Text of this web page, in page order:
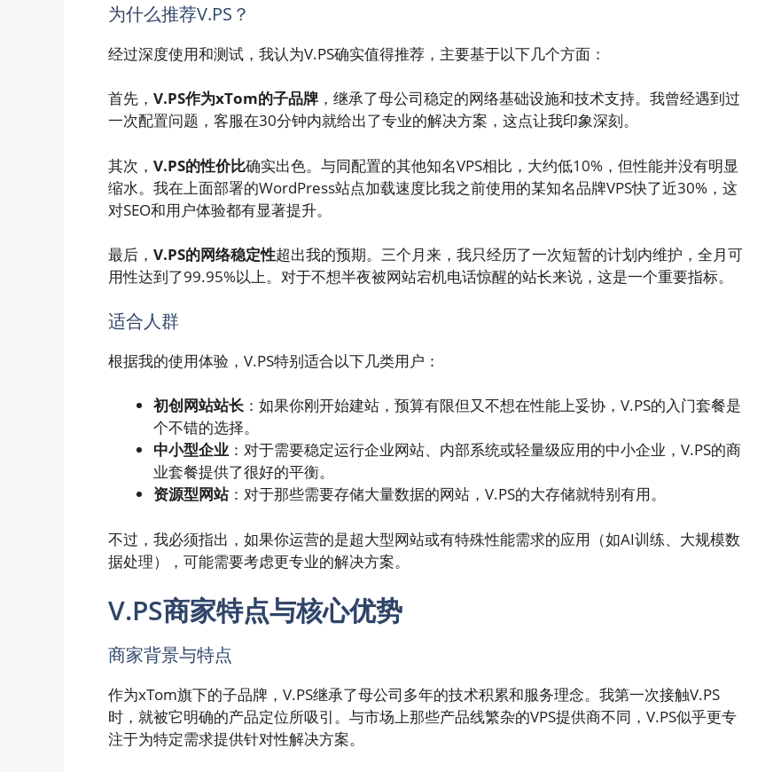
为什么推荐V.PS？
经过深度使用和测试，我认为V.PS确实值得推荐，主要基于以下几个方面：
首先， V.PS作为xTom的子品牌 ，继承了母公司稳定的网络基础设施和技术支持。我曾经遇到过
一次配置问题，客服在30分钟内就给出了专业的解决方案，这点让我印象深刻。
其次， V.PS的性价比确实出色。与同配置的其他知名VPS相比，大约低10%，但性能并没有明显
缩水。我在上面部署的WordPress站点加载速度比我之前使用的某知名品牌VPS快了近30%，这
对SEO和用户体验都有显著提升。
最后， V.PS的网络稳定性超出我的预期。三个月来，我只经历了一次短暂的计划内维护，全月可
用性达到了99.95%以上。对于不想半夜被网站宕机电话惊醒的站长来说，这是一个重要指标。
适合人群
根据我的使用体验，V.PS特别适合以下几类用户：
初创网站站长 ：如果你刚开始建站，预算有限但又不想在性能上妥协，V.PS的入门套餐是
个不错的选择。
中小型企业 ：对于需要稳定运行企业网站、内部系统或轻量级应用的中小企业，V.PS的商
业套餐提供了很好的平衡。
资源型网站：对于那些需要存储大量数据的网站，V.PS的大存储就特别有用。
不过，我必须指出，如果你运营的是超大型网站或有特殊性能需求的应用（如AI训练、大规模数
据处理），可能需要考虑更专业的解决方案。
V.PS商家特点与核心优势
商家背景与特点
作为xTom旗下的子品牌，V.PS继承了母公司多年的技术积累和服务理念。我第一次接触V.PS
时，就被它明确的产品定位所吸引。与市场上那些产品线繁杂的VPS提供商不同，V.PS似乎更专
注于为特定需求提供针对性解决方案。